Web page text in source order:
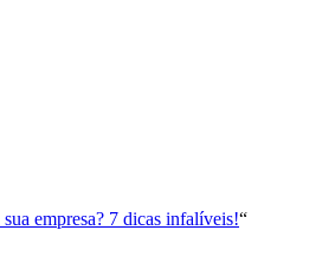
empresa? 7 dicas infalíveis!“